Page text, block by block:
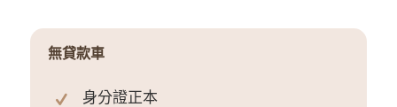
無貸款車
身分證正本